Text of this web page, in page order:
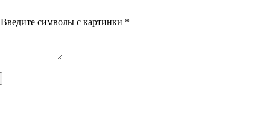
Введите символы с картинки *